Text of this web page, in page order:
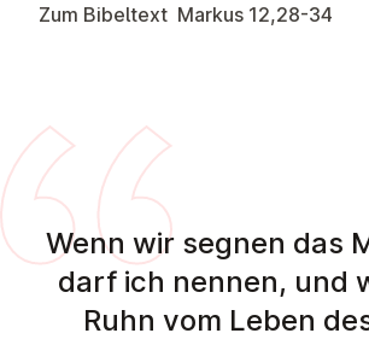
Zum Bibeltext Markus 12,28-34
Wenn wir segnen das
darf ich nennen, und
Ruhn vom Leben